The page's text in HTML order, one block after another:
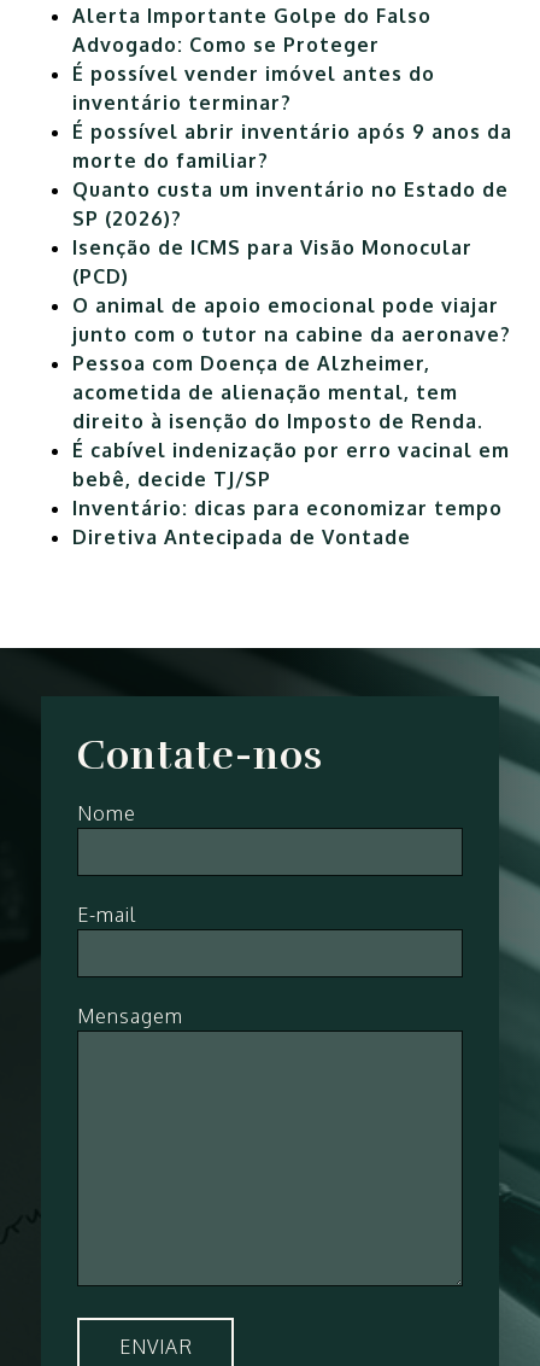
Alerta Importante Golpe do Falso
Advogado: Como se Proteger
É possível vender imóvel antes do
inventário terminar?
É possível abrir inventário após 9 anos da
morte do familiar?
Quanto custa um inventário no Estado de
SP (2026)?
Isenção de ICMS para Visão Monocular
(PCD)
O animal de apoio emocional pode viajar
junto com o tutor na cabine da aeronave?
Pessoa com Doença de Alzheimer,
acometida de alienação mental, tem
direito à isenção do Imposto de Renda.
É cabível indenização por erro vacinal em
bebê, decide TJ/SP
Inventário: dicas para economizar tempo
Diretiva Antecipada de Vontade
Contate-nos
Nome
E-mail
Mensagem